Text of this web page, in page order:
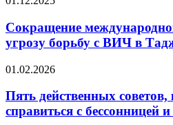
для
на
Мальдивы
помощи
ставит
под
борьбу
ВИЧ
в
Сокращение
угрозу борьбу с ВИЧ в
Пять
советов,
которые
помогут
01.02.2026
Пять действенных
справиться с бессонницей